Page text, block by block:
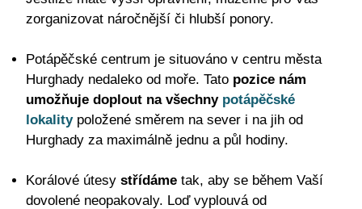
zorganizovat náročnější či hlubší ponory.
Potápěčské centrum je situováno v centru města
Hurghady nedaleko od moře. Tato pozice nám
umožňuje doplout na všechny potápěčské
lokalitypoložené směrem na sever i na jih od
Hurghady za maximálně jednu a půl hodiny.
Korálové útesy střídáme tak, aby se během Vaší
dovolené neopakovaly. Loď vyplouvá od